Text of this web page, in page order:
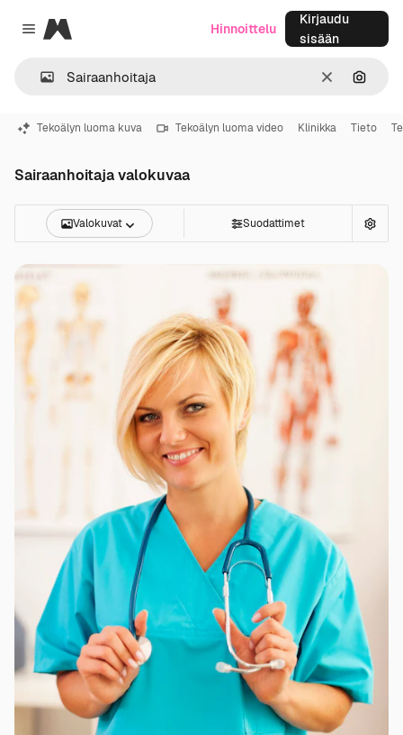
Close menu
Magnific
SelkeäHae
Hinnoittelu
Kirjaudu
sisään
Tekoälyn luoma kuva Tekoälyn luoma video Klinikka Tieto
Sairaanhoitaja valokuvaa
Valokuvat Suodattimet